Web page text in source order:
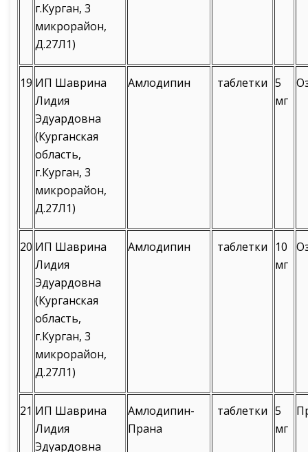
г.Курган, 3
микрорайон,
Д.27Л1)
19 ИП Шаврина
Лидия
Эдуардовна
(Курганская
область,
г.Курган, 3
микрорайон,
Д.27Л1)
Амлодипин таблетки 5
мг
20 ИП Шаврина
Лидия
Эдуардовна
(Курганская
область,
г.Курган, 3
микрорайон,
Д.27Л1)
Амлодипин таблетки
10
мг
21 ИП Шаврина
Лидия
Эдуардовна
Амлодипин-
Прана
таблетки 5
мг